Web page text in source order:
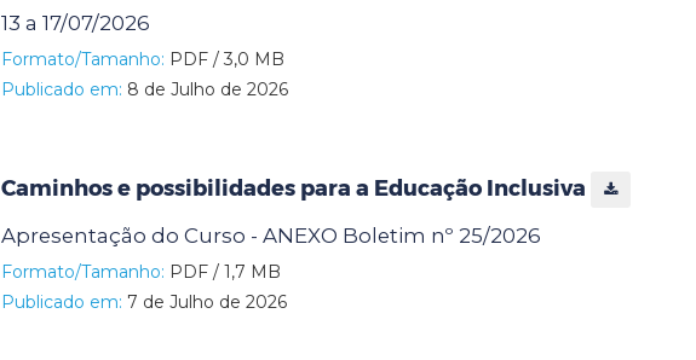
13 a 17/07/2026
Formato/Tamanho: PDF / 3,0 MB
Publicado em: 8 de Julho de 2026
Caminhos e possibilidades para a Educação Inclusiva
Apresentação do Curso - ANEXO Boletim nº 25/2026
Formato/Tamanho: PDF / 1,7 MB
Publicado em: 7 de Julho de 2026